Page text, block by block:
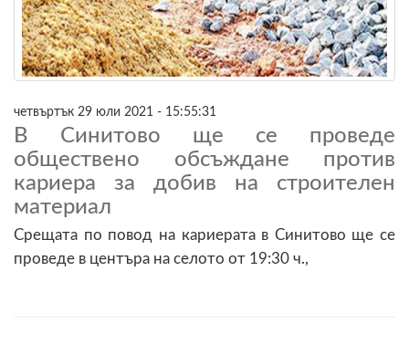
четвъртък 29 юли 2021 - 15:55:31
В Синитово ще се проведе
обществено обсъждане против
кариера за добив на строителен
материал
Срещата по повод на кариерата в Синитово ще се
проведе в центъра на селото от 19:30 ч.,